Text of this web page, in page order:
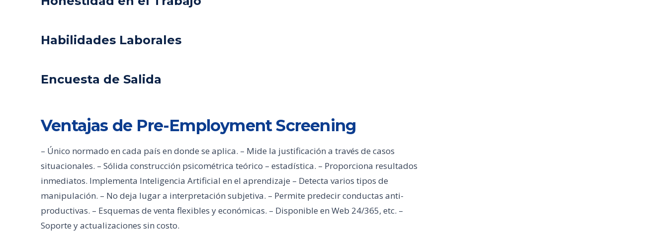
Habilidades Laborales
Encuesta de Salida
Ventajas de Pre-Employment Screening
– Único normado en cada país en donde se aplica. – Mide la justificación a través de casos
situacionales. – Sólida construcción psicométrica teórico – estadística. – Proporciona resultados
inmediatos. Implementa Inteligencia Artificial en el aprendizaje – Detecta varios tipos de
manipulación. – No deja lugar a interpretación subjetiva. – Permite predecir conductas anti-
productivas. – Esquemas de venta flexibles y económicas. – Disponible en Web 24/365, etc. –
Soporte y actualizaciones sin costo.